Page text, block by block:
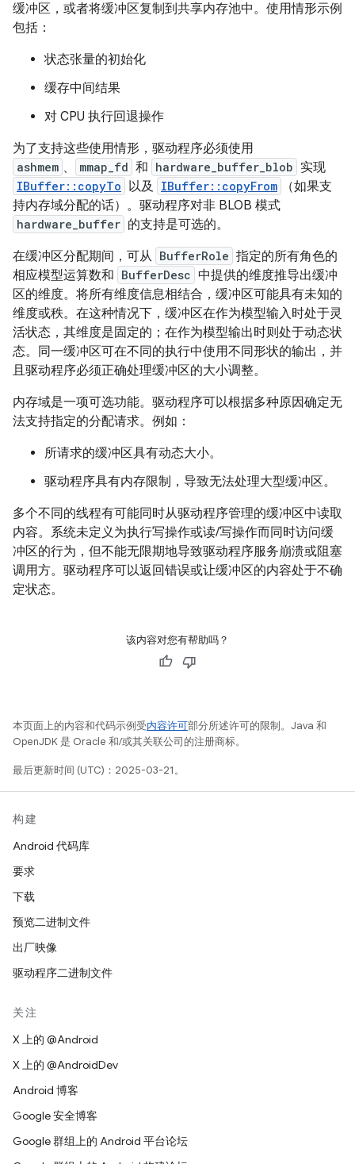
缓冲区，或者将缓冲区复制到共享内存池中。使用情形示例
包括：
状态张量的初始化
缓存中间结果
对 CPU 执行回退操作
为了支持这些使用情形，驱动程序必须使用
ashmem 、 mmap_fd 和 hardware_buffer_blob 实现
IBuffer::copyTo 以及 IBuffer::copyFrom
（如果支
持内存域分配的话）。驱动程序对非 BLOB 模式
hardware_buffer 的支持是可选的。
在缓冲区分配期间，可从 BufferRole 指定的所有角色的
相应模型运算数和 BufferDesc 中提供的维度推导出缓冲
区的维度。将所有维度信息相结合，缓冲区可能具有未知的
维度或秩。在这种情况下，缓冲区在作为模型输入时处于灵
活状态，其维度是固定的；在作为模型输出时则处于动态状
态。同一缓冲区可在不同的执行中使用不同形状的输出，并
且驱动程序必须正确处理缓冲区的大小调整。
内存域是一项可选功能。驱动程序可以根据多种原因确定无
法支持指定的分配请求。例如：
所请求的缓冲区具有动态大小。
驱动程序具有内存限制，导致无法处理大型缓冲区。
多个不同的线程有可能同时从驱动程序管理的缓冲区中读取
内容。系统未定义为执行写操作或读/写操作而同时访问缓
冲区的行为，但不能无限期地导致驱动程序服务崩溃或阻塞
调用方。驱动程序可以返回错误或让缓冲区的内容处于不确
定状态。
该内容对您有帮助吗？
本页面上的内容和代码示例受内容许可部分所述许可的限制。Java 和
OpenJDK 是 Oracle 和/或其关联公司的注册商标。
最后更新时间 (UTC)：2025-03-21。
构建
Android 代码库
要求
下载
预览二进制文件
出厂映像
驱动程序二进制文件
关注
X 上的 @Android
X 上的 @AndroidDev
Android 博客
Google 安全博客
Google 群组上的 Android 平台论坛